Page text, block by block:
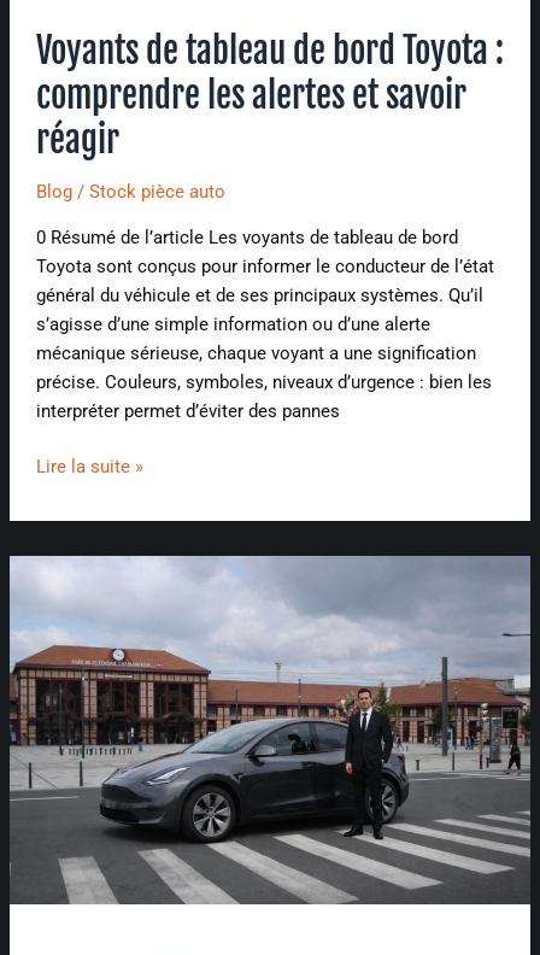
Voyants de tableau de bord Toyota :
comprendre les alertes et savoir
réagir
Blog/ Stock pièce auto
0 Résumé de l’article Les voyants de tableau de bord
Toyota sont conçus pour informer le conducteur de l’état
général du véhicule et de ses principaux systèmes. Qu’il
s’agisse d’une simple information ou d’une alerte
mécanique sérieuse, chaque voyant a une signification
précise. Couleurs, symboles, niveaux d’urgence : bien les
interpréter permet d’éviter des pannes
réagir
Lire la suite »
Gare
de
Châteaucreux
:
comment
organiser
ses
déplacements
sans